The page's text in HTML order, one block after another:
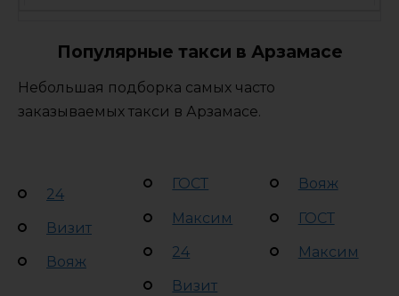
Популярные такси в Арзамасе
Небольшая подборка самых часто
заказываемых такси в Арзамасе.
24
Визит
Вояж
ГОСТ
Максим
24
Визит
Вояж
ГОСТ
Максим